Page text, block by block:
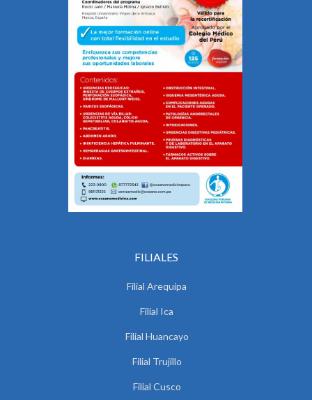
FILIALES
Filial Arequipa
Filial Ica
Filial Huancayo
Filial Trujillo
Filial Cusco